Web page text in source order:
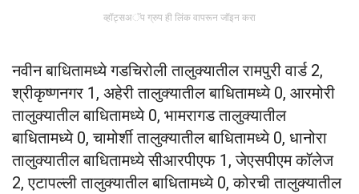
व्हॉट्सअॅप ग्रुप ही लिंक वापरून जॉइन करा
नवीन बाधितामध्ये गडचिरोली तालुक्यातील रामपुरी वार्ड 2,
श्रीकृष्णनगर 1, अहेरी तालुक्यातील बाधितामध्ये 0, आरमोरी
तालुक्यातील बाधितामध्ये 0, भामरागड तालुक्यातील
बाधितामध्ये 0, चामोर्शी तालुक्यातील बाधितामध्ये 0, धानोरा
तालुक्यातील बाधितामध्ये सीआरपीएफ 1, जेएसपीएम कॉलेज
2, एटापल्ली तालुक्यातील बाधितामध्ये 0, कोरची तालुक्यातील